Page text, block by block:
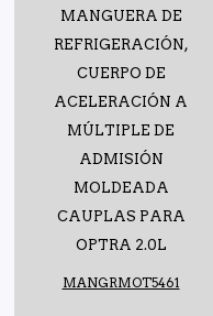
MANGUERA DE
REFRIGERACIÓN,
CUERPO DE
ACELERACIÓN A
MÚLTIPLE DE
ADMISIÓN
MOLDEADA
CAUPLAS PARA
OPTRA 2.0L
MANGRMOT5461